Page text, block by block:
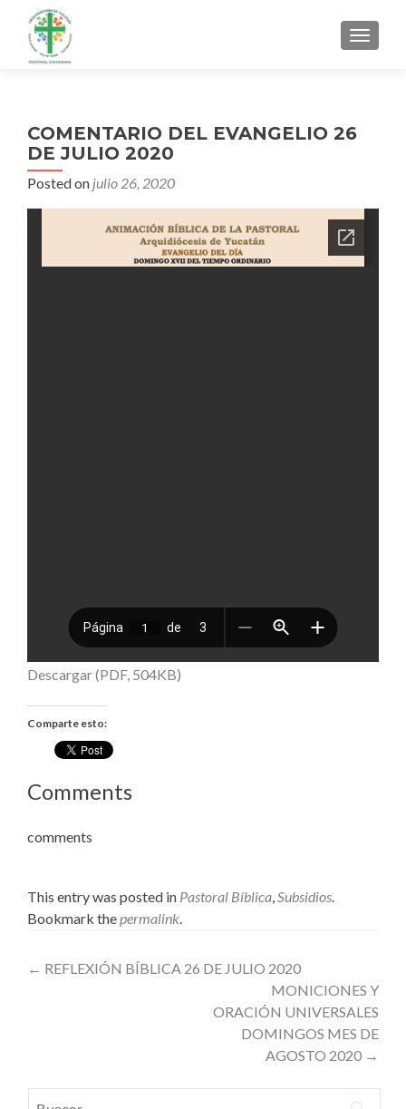
MENU
COMENTARIO DEL EVANGELIO 26
DE JULIO 2020
Posted on julio 26, 2020
Descargar (PDF, 504KB)
Comparte esto:
Comments
comments
This entry was posted in Pastoral Bíblica,Subsidios.
Bookmark thepermalink.
Post
← REFLEXIÓN BÍBLICA 26 DE JULIO 2020
MONICIONES Y
ORACIÓN UNIVERSALES
DOMINGOS MES DE
AGOSTO 2020 →